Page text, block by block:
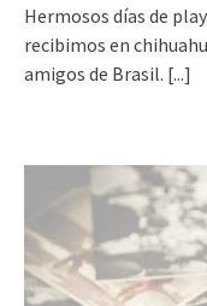
Hermosos días de
recibimos en
amigos de Brasil. [...]